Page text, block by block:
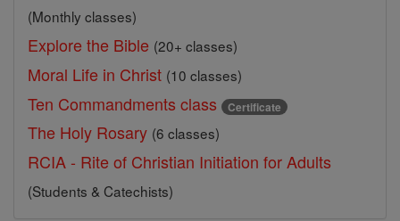
(Monthly classes)
Explore the Bible (20+ classes)
Moral Life in Christ (10 classes)
Ten Commandments class Certificate
The Holy Rosary (6 classes)
RCIA - Rite of Christian Initiation for Adults
(Students & Catechists)